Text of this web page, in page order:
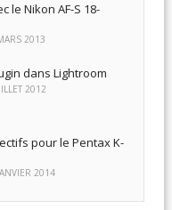
le Nikon AF-S 18-
2013
dans Lightroom
2012
pour le Pentax K-
2014